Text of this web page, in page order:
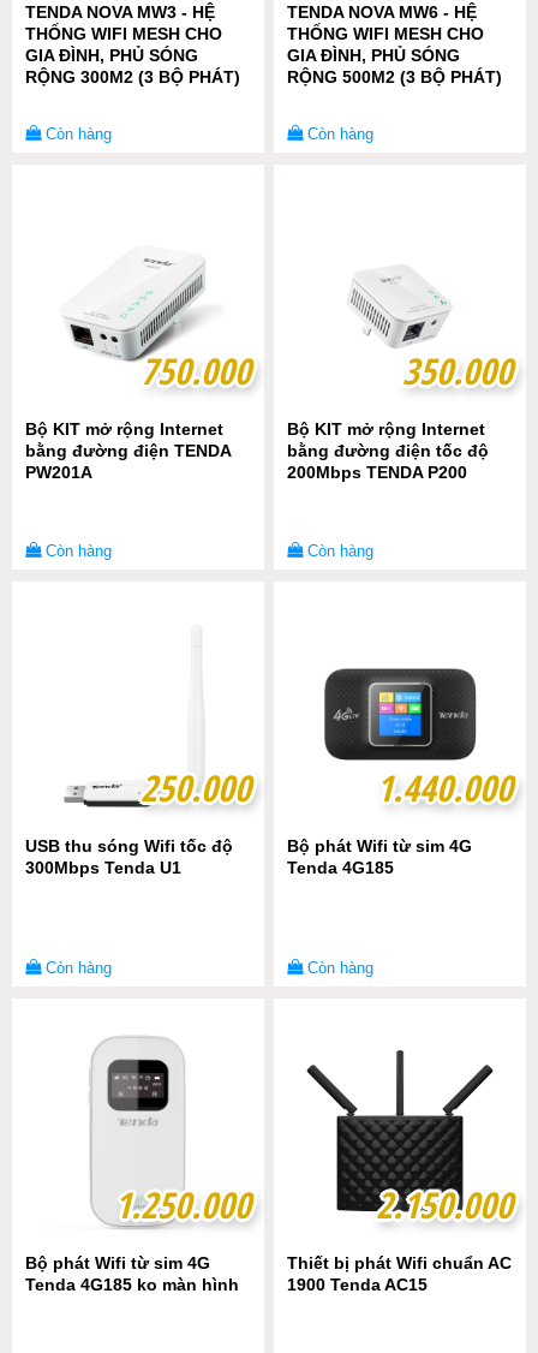
TENDA NOVA MW3 - HỆ
THỐNG WIFI MESH CHO
GIA ĐÌNH, PHỦ SÓNG
RỘNG 300M2 (3 BỘ PHÁT)
Còn hàng
TENDA NOVA MW6 - HỆ
THỐNG WIFI MESH CHO
GIA ĐÌNH, PHỦ SÓNG
RỘNG 500M2 (3 BỘ PHÁT)
Còn hàng
750.000
750.000
Bộ KIT mở rộng Internet
bằng đường điện TENDA
PW201A
Còn hàng
350.000
350.000
Bộ KIT mở rộng Internet
bằng đường điện tốc độ
200Mbps TENDA P200
Còn hàng
250.000
250.000
USB thu sóng Wifi tốc độ
300Mbps Tenda U1
Còn hàng
1.440.000
1.440.000
Bộ phát Wifi từ sim 4G
Tenda 4G185
Còn hàng
1.250.000
1.250.000
Bộ phát Wifi từ sim 4G
Tenda 4G185 ko màn hình
2.150.000
2.150.000
Thiết bị phát Wifi chuẩn AC
1900 Tenda AC15